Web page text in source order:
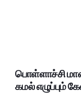
பொள்ளாச்சி
கமல் எழுப்பும்